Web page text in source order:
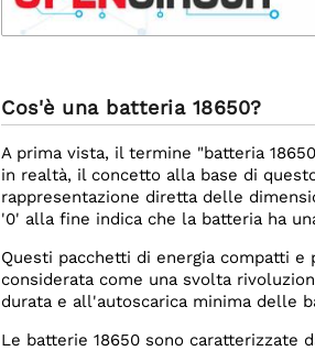
Cos'è una batteria 18650?
A prima vista, il termine "batteria
in realtà, il concetto alla base di
rappresentazione diretta delle
'0' alla fine indica che la batteria ha
Questi pacchetti di energia compatti
considerata come una svolta
durata e all'autoscarica minima delle
Le batterie 18650 sono caratterizzate